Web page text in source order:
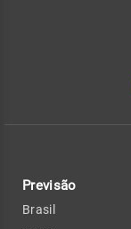
Previsão
Brasil